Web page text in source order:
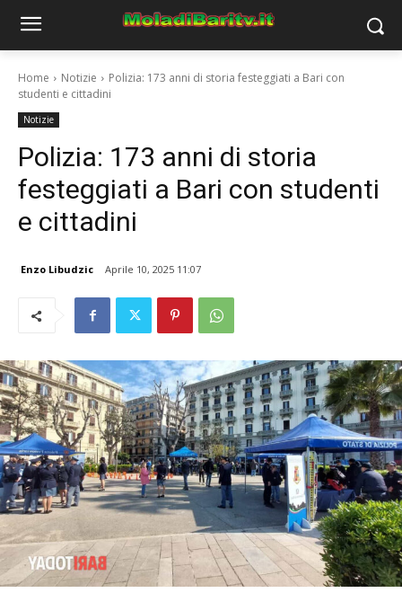
Home Notizie
Polizia: 173 anni di storia festeggiati a Bari con
studenti e cittadini
Notizie
Polizia: 173 anni di storia
festeggiati a Bari con studenti
e cittadini
Enzo Libudzic Aprile 10, 2025 11:07